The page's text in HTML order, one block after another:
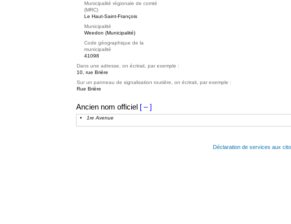
Municipalité régionale de comté
(MRC)
Le Haut-Saint-François
Municipalité
Weedon (Municipalité)
Code géographique de la
municipalité
41098
Dans une adresse, on écrirait, par exemple :
10, rue Brière
Sur un panneau de signalisation routière, on écrirait, par exemple :
Rue Brière
Ancien nom officiel [ – ]
1re Avenue
Déclaration de services aux